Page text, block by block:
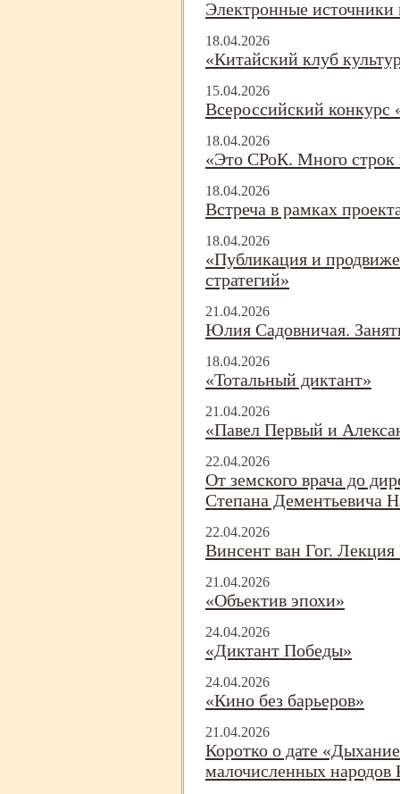
Электронные источники
18.04.2026
«Китайский клуб
15.04.2026
Всероссийский конкурс
18.04.2026
«Это СРоК. Много строк
18.04.2026
Встреча в рамках
18.04.2026
«Публикация и
стратегий»
21.04.2026
Юлия Садовничая.
18.04.2026
«Тотальный диктант»
21.04.2026
«Павел Первый и
22.04.2026
От земского врача до
Степана Дементьевича
22.04.2026
Винсент ван Гог.
21.04.2026
«Объектив эпохи»
24.04.2026
«Диктант Победы»
24.04.2026
«Кино без барьеров»
21.04.2026
Коротко о дате
малочисленных народов